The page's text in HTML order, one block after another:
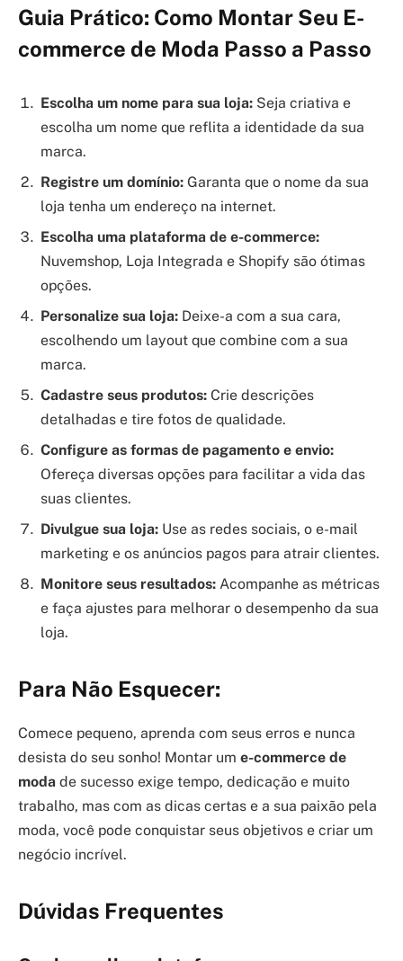
Guia Prático: Como Montar Seu E-
commerce de Moda Passo a Passo
Escolha um nome para sua loja: Seja criativa e
escolha um nome que reflita a identidade da sua
marca.
Registre um domínio: Garanta que o nome da sua
loja tenha um endereço na internet.
Escolha uma plataforma de e-commerce:
Nuvemshop, Loja Integrada e Shopify são ótimas
opções.
Personalize sua loja: Deixe-a com a sua cara,
escolhendo um layout que combine com a sua
marca.
Cadastre seus produtos: Crie descrições
detalhadas e tire fotos de qualidade.
Configure as formas de pagamento e envio:
Ofereça diversas opções para facilitar a vida das
suas clientes.
Divulgue sua loja: Use as redes sociais, o e-mail
marketing e os anúncios pagos para atrair clientes.
Monitore seus resultados: Acompanhe as métricas
e faça ajustes para melhorar o desempenho da sua
loja.
Para Não Esquecer:
Comece pequeno, aprenda com seus erros e nunca
desista do seu sonho! Montar um e-commerce de
moda de sucesso exige tempo, dedicação e muito
trabalho, mas com as dicas certas e a sua paixão pela
moda, você pode conquistar seus objetivos e criar um
negócio incrível.
Dúvidas Frequentes